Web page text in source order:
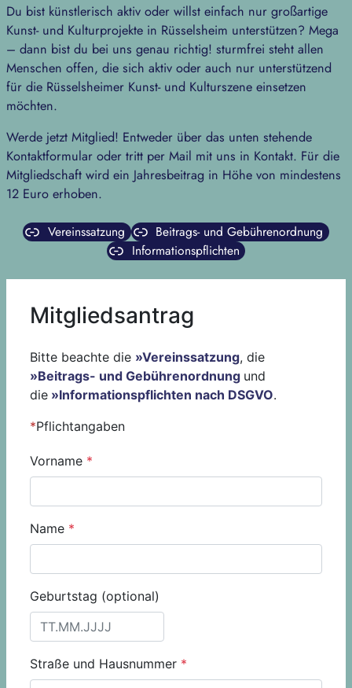
Du bist künstlerisch aktiv oder willst einfach nur großartige
Kunst- und Kulturprojekte in Rüsselsheim unterstützen? Mega
– dann bist du bei uns genau richtig! sturmfrei steht allen
Menschen offen, die sich aktiv oder auch nur unterstützend
für die Rüsselsheimer Kunst- und Kulturszene einsetzen
möchten.
Werde jetzt Mitglied! Entweder über das unten stehende
Kontaktformular oder tritt per Mail mit uns in Kontakt. Für die
Mitgliedschaft wird ein Jahresbeitrag in Höhe von mindestens
12 Euro erhoben.
Vereinssatzung
Beitrags- und Gebührenordnung
Informationspflichten